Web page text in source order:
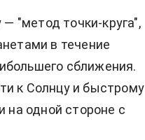
"метод точки-круга",
в течение
сближения.
к Солнцу и быстрому
одной стороне с